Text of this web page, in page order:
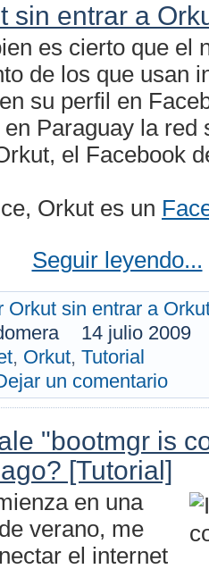
sin entrar a
es cierto que el
de los que usan
su perfil en
en Paraguay la red
el Facebook
Orkut es un
Seguir leyendo...
Orkut sin entrar a
14 julio 2009
, Orkut, Tutorial
un comentario
"bootmgr is
[Tutorial]
en una
verano, me
el internet